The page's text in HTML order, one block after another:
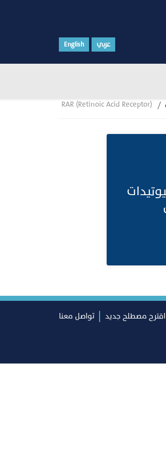
English عربي
RAR (Retinoic Acid Receptor)
اقترح مصطلح جديد
تواصل معنا